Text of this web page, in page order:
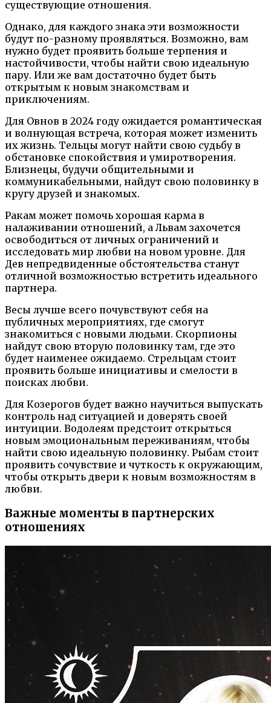
существующие отношения.
Однако, для каждого знака эти возможности
будут по-разному проявляться. Возможно, вам
нужно будет проявить больше терпения и
настойчивости, чтобы найти свою идеальную
пару. Или же вам достаточно будет быть
открытым к новым знакомствам и
приключениям.
Для Овнов в 2024 году ожидается романтическая
и волнующая встреча, которая может изменить
их жизнь. Тельцы могут найти свою судьбу в
обстановке спокойствия и умиротворения.
Близнецы, будучи общительными и
коммуникабельными, найдут свою половинку в
кругу друзей и знакомых.
Ракам может помочь хорошая карма в
налаживании отношений, а Львам захочется
освободиться от личных ограничений и
исследовать мир любви на новом уровне. Для
Дев непредвиденные обстоятельства станут
отличной возможностью встретить идеального
партнера.
Весы лучше всего почувствуют себя на
публичных мероприятиях, где смогут
знакомиться с новыми людьми. Скорпионы
найдут свою вторую половинку там, где это
будет наименее ожидаемо. Стрельцам стоит
проявить больше инициативы и смелости в
поисках любви.
Для Козерогов будет важно научиться выпускать
контроль над ситуацией и доверять своей
интуиции. Водолеям предстоит открыться
новым эмоциональным переживаниям, чтобы
найти свою идеальную половинку. Рыбам стоит
проявить сочувствие и чуткость к окружающим,
чтобы открыть двери к новым возможностям в
любви.
Важные моменты в партнерских
отношениях